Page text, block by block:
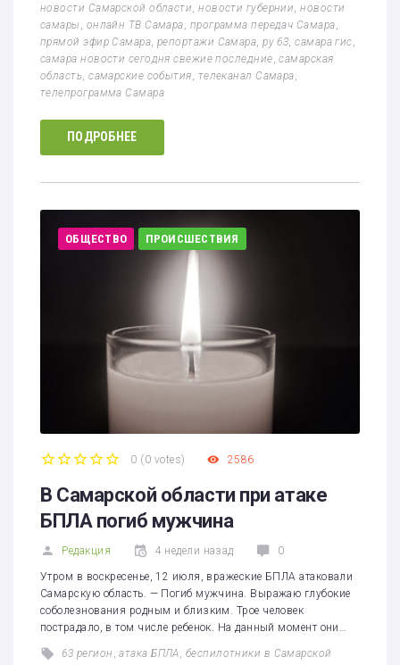
новости Самарской области,новости губернии,новости
самары , онлайн ТВ Самара, программа передач Самара,
прямой эфир Самара,репортажи Самара,ру 63,самара гис,
самара новости сегодня свежие последние,самарская
область,самарские события, телеканал Самара,
телепрограмма Самара
ПОДРОБНЕЕ
ОБЩЕСТВО ПРОИСШЕСТВИЯ
0 ( 0 votes) 2586
В Самарской области при атаке
БПЛА погиб мужчина
Редакция 4 недели назад 0
Утром в воскресенье, 12 июля, вражеские БПЛА атаковали
Самарскую область. — Погиб мужчина. Выражаю глубокие
соболезнования родным и близким. Трое человек
пострадало, в том числе ребенок. На данный момент они…
63 регион ,атака БПЛА, беспилотники в Самарской